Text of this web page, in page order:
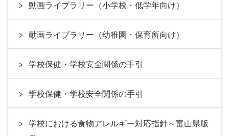
動画ライブラリー（小学校・低学年向け）
動画ライブラリー（幼稚園・保育所向け）
学校保健・学校安全関係の手引
学校保健・学校安全関係の手引
学校における食物アレルギー対応指針～富山県版